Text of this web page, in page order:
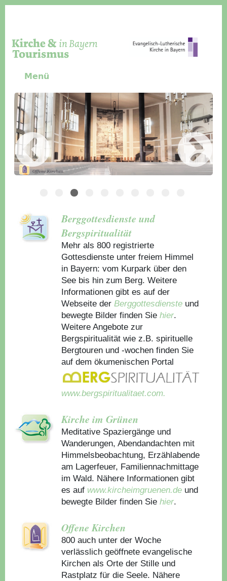
Menü
Slider Icon
Bild
Häuser für Gruppen
Berggottesdienste und
Bergspiritualität
Mehr als 800 registrierte
Gottesdienste unter freiem Himmel
in Bayern: vom Kurpark über den
See bis hin zum Berg. Weitere
Informationen gibt es auf der
Webseite derBerggottesdienste und
bewegte Bilder finden Sie hier.
Weitere Angebote zur
Bergspiritualität wie z.B. spirituelle
Bergtouren und -wochen finden Sie
auf dem ökumenischen Portal
www.bergspiritualitaet.com.
Kirche im Grünen
Meditative Spaziergänge und
Wanderungen, Abendandachten mit
Himmelsbeobachtung, Erzählabende
am Lagerfeuer, Familiennachmittage
im Wald. Nähere Informationen gibt
es auf www.kircheimgruenen.de und
bewegte Bilder finden Sie hier.
Offene Kirchen
800 auch unter der Woche
verlässlich geöffnete evangelische
Kirchen als Orte der Stille und
Rastplatz für die Seele. Nähere